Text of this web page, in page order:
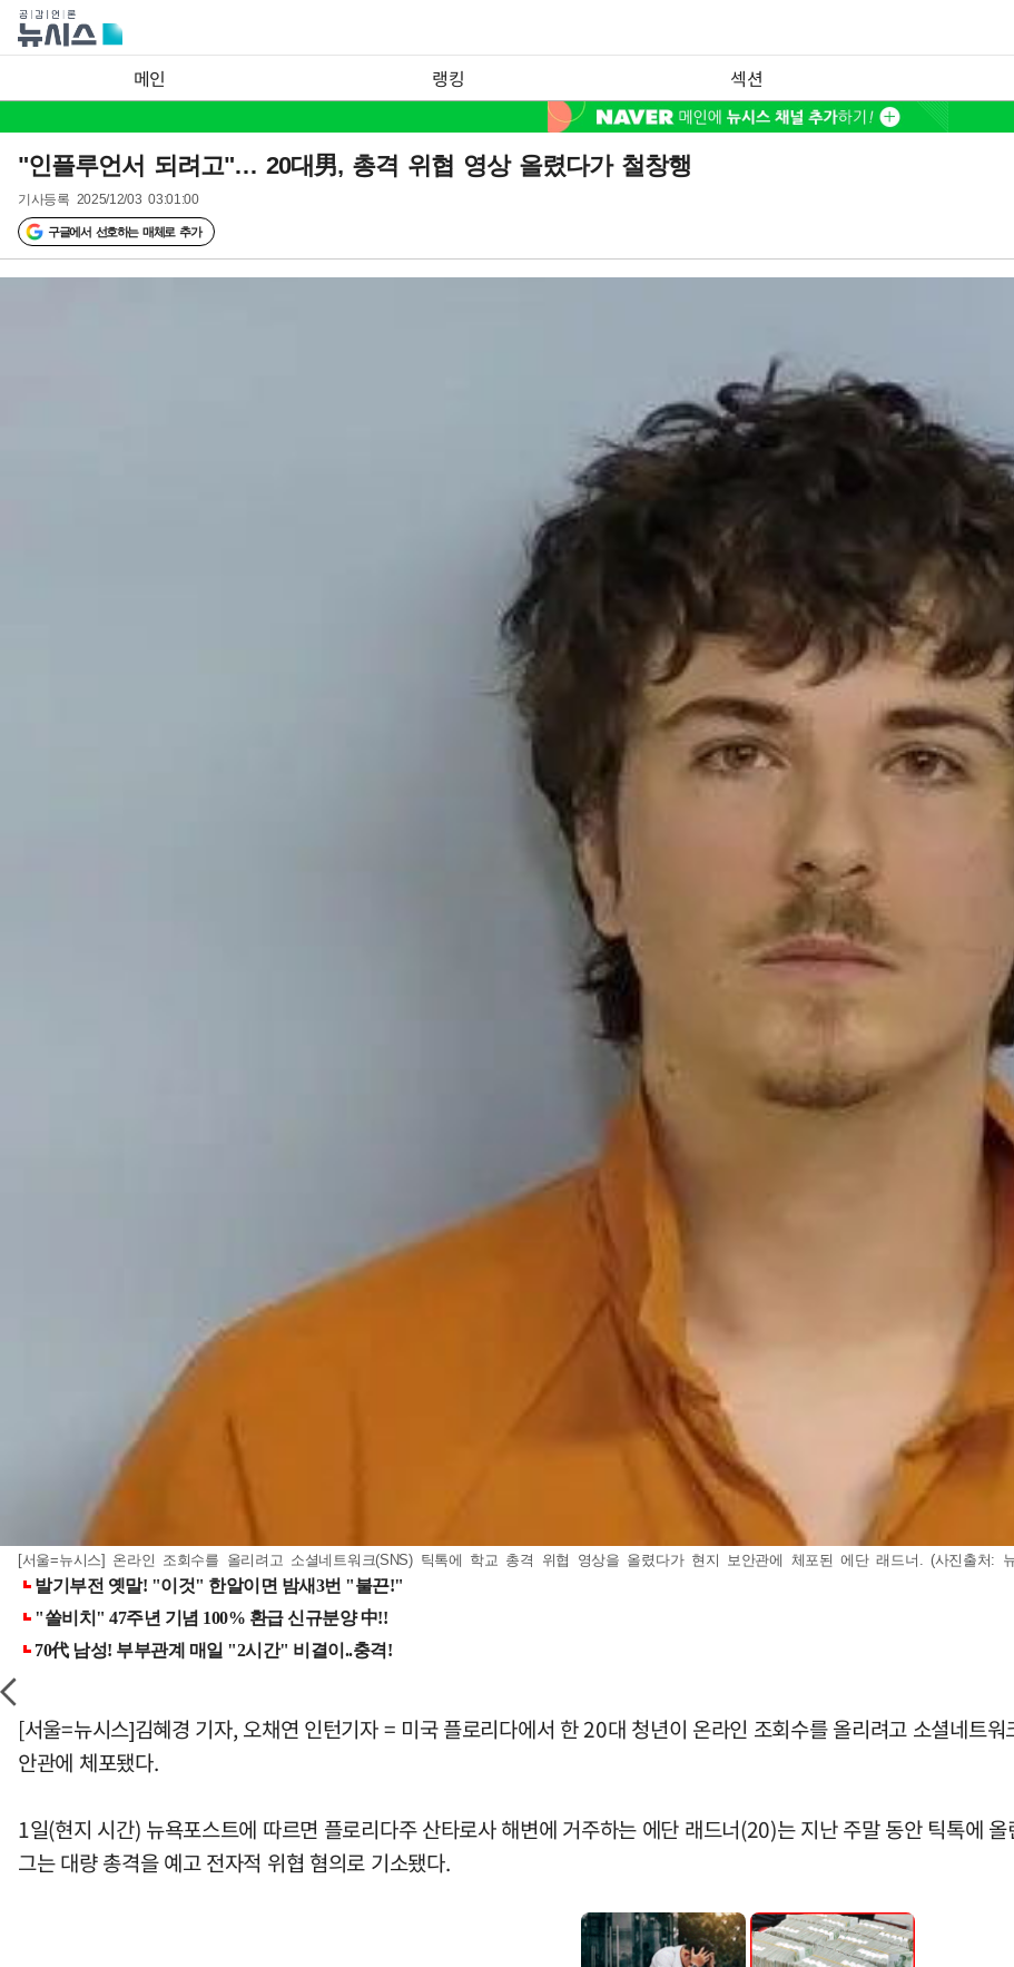
메인 랭킹 섹션
"인플루언서 되려고"… 20대男, 총격 위협 영상 올렸다가 철창행
기사등록 2025/12/03 03:01:00
구글에서 선호하는 매체로 추가
[서울=뉴시스] 온라인 조회수를 올리려고 소셜네트워크(SNS) 틱톡에 학교 총격 위협 영상을 올렸다가 현지 보안관에 체포된 에단 래드너. (사진출처:
[서울=뉴시스]김혜경 기자, 오채연 인턴기자 = 미국 플로리다에서 한 20대 청년이 온라인 조회수를 올리려고 소셜네트
안관에 체포됐다.
1일(현지 시간) 뉴욕포스트에 따르면 플로리다주 산타로사 해변에 거주하는 에단 래드너(20)는 지난 주말 동안 틱톡에
그는 대량 총격을 예고 전자적 위협 혐의로 기소됐다.